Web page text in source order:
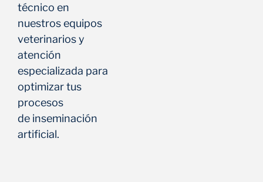
técnico en
nuestros equipos
veterinarios y
atención
especializada para
optimizar tus
procesos
de inseminación
artificial.